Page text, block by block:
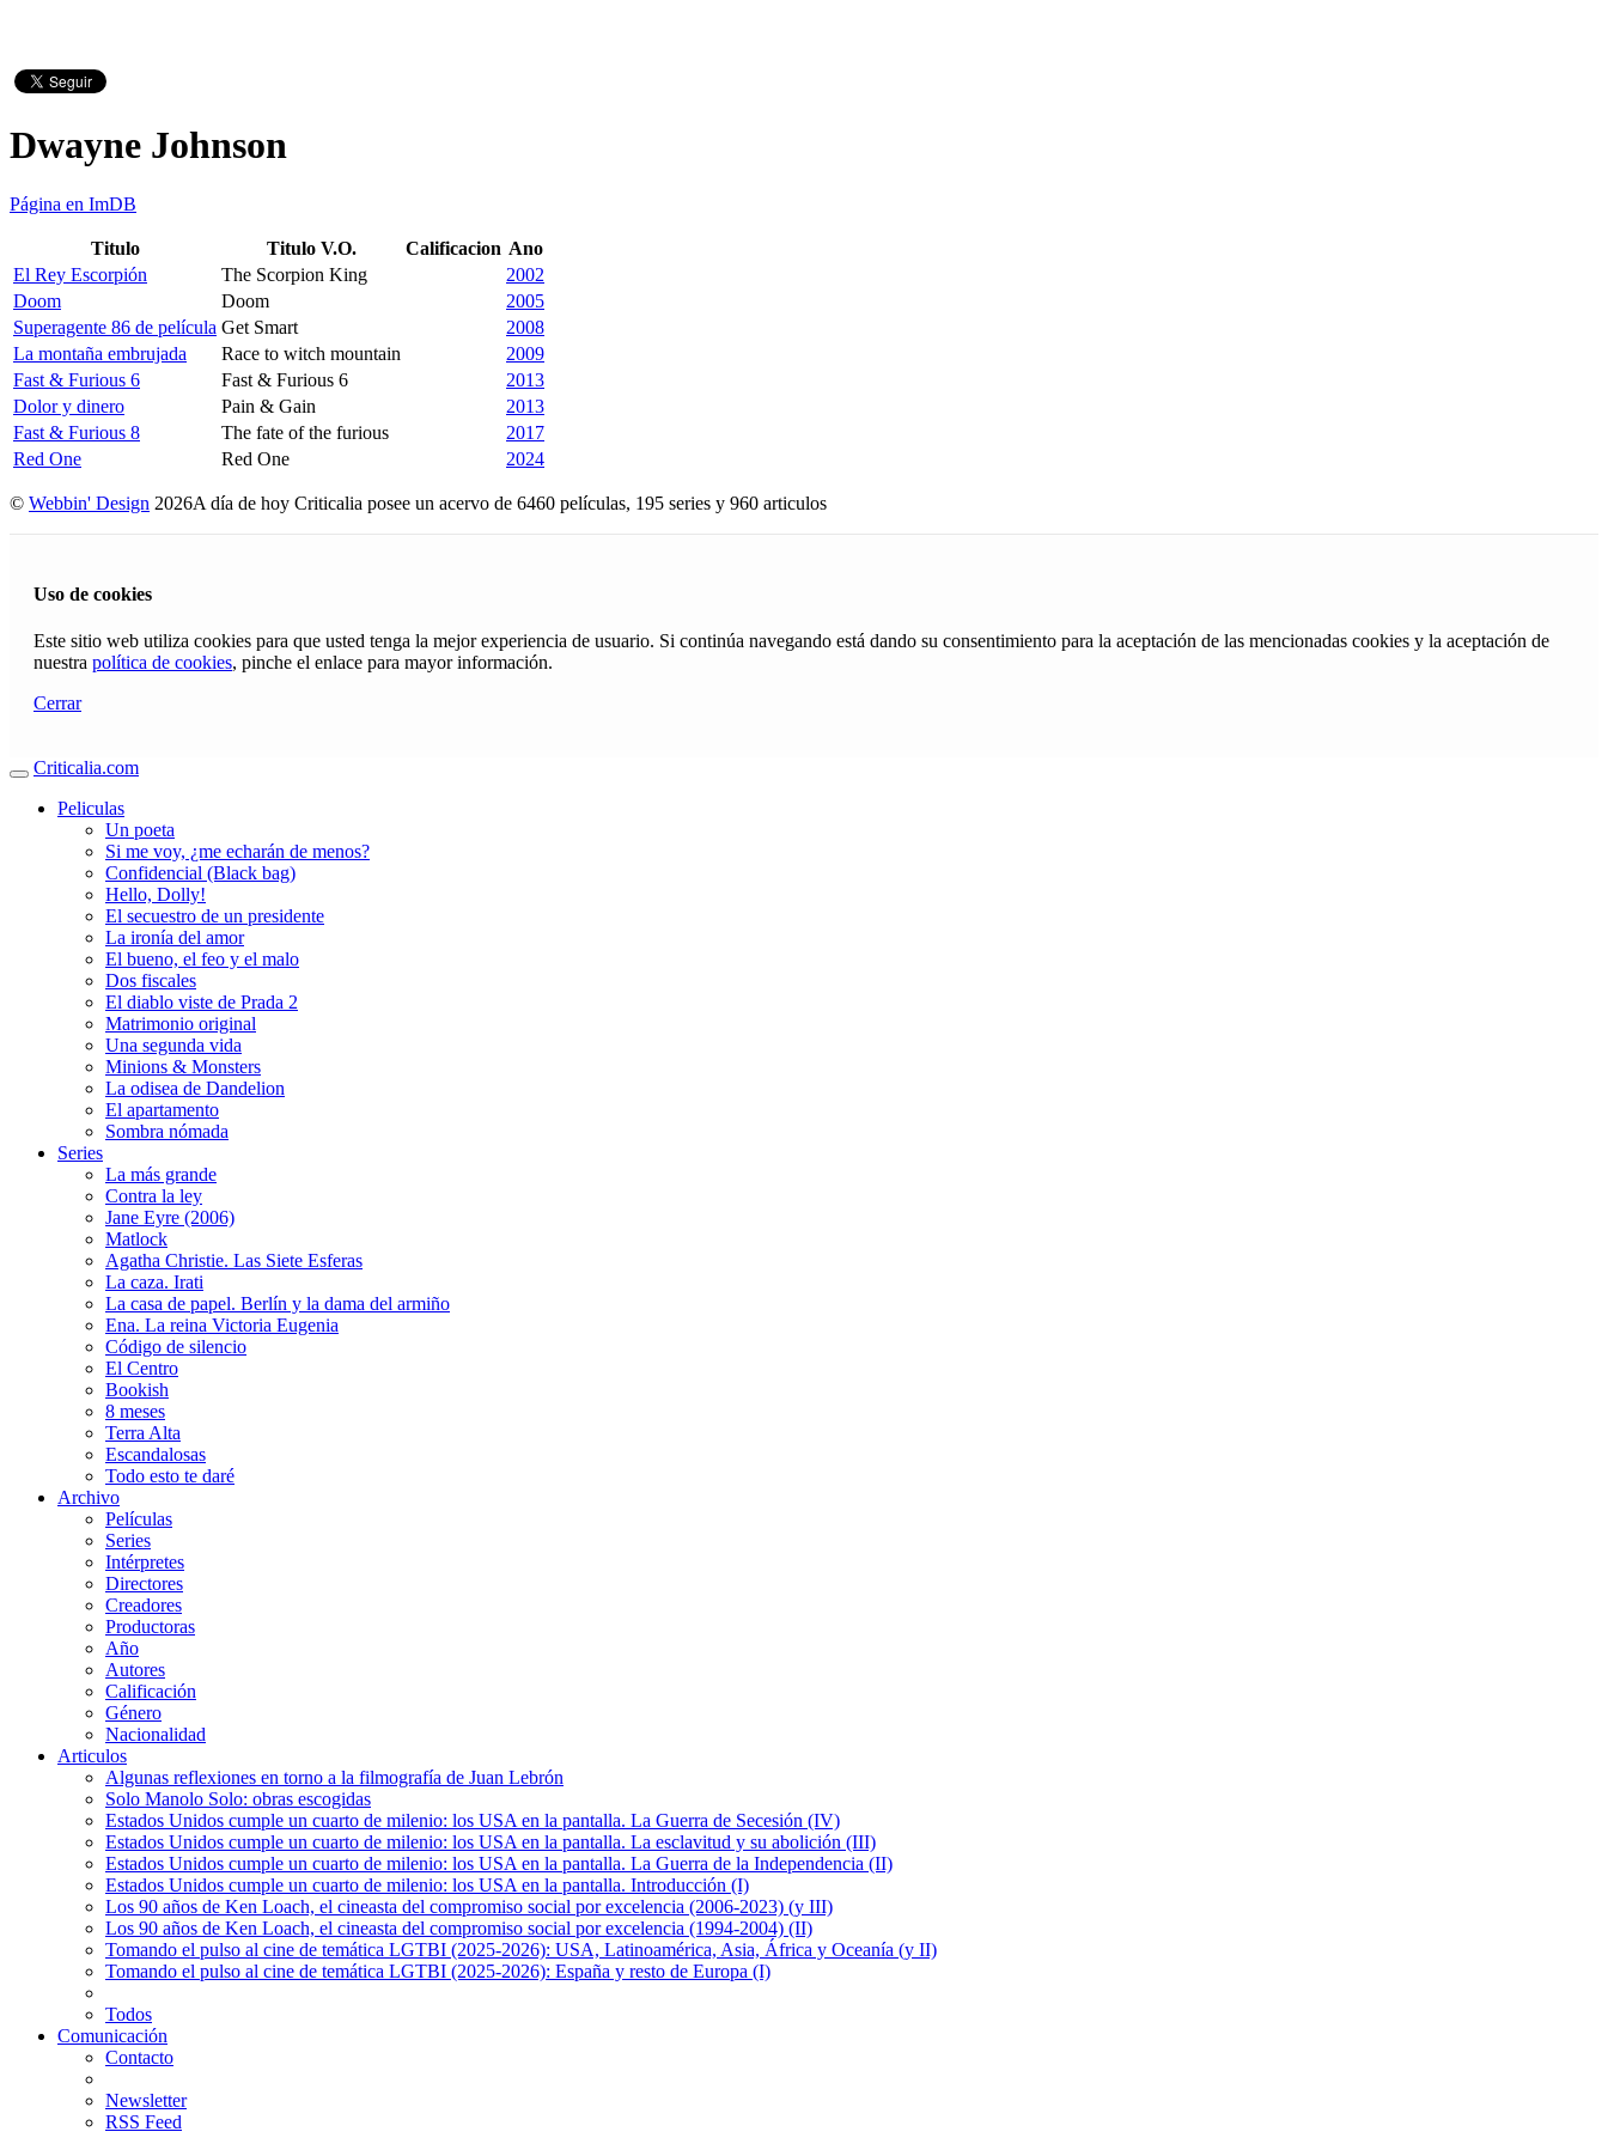
Dwayne Johnson
Página en ImDB
Titulo Titulo V.O. Calificacion Ano
El Rey Escorpión
The Scorpion King
2002
Doom
Doom
2005
Superagente 86 de película Get Smart
2008
La montaña embrujada
Race to witch mountain
2009
Fast & Furious 6
Fast & Furious 6
2013
Dolor y dinero
Pain & Gain
2013
Fast & Furious 8
The fate of the furious
2017
Red One
Red One 2024
© Webbin' Design 2026A día de hoy Criticalia posee un acervo de 6460 películas, 195 series y 960 articulos
Uso de cookies
Este sitio web utiliza cookies para que usted tenga la mejor experiencia de usuario. Si continúa navegando está dando su consentimiento para la aceptación de las mencionadas cookies y la aceptación de
nuestra política de cookies, pinche el enlace para mayor información.
Cerrar
Criticalia.com
Peliculas
Un poeta
Si me voy, ¿me echarán de menos?
Confidencial (Black bag)
Hello, Dolly!
El secuestro de un presidente
La ironía del amor
El bueno, el feo y el malo
Dos fiscales
El diablo viste de Prada 2
Matrimonio original
Una segunda vida
Minions & Monsters
La odisea de Dandelion
El apartamento
Sombra nómada
Series
La más grande
Contra la ley
Jane Eyre (2006)
Matlock
Agatha Christie. Las Siete Esferas
La caza. Irati
La casa de papel. Berlín y la dama del armiño
Ena. La reina Victoria Eugenia
Código de silencio
El Centro
Bookish
8 meses
Terra Alta
Escandalosas
Todo esto te daré
Archivo
Películas
Series
Intérpretes
Directores
Creadores
Productoras
Año
Autores
Calificación
Género
Nacionalidad
Articulos
Algunas reflexiones en torno a la filmografía de Juan Lebrón
Solo Manolo Solo: obras escogidas
Estados Unidos cumple un cuarto de milenio: los USA en la pantalla. La Guerra de Secesión (IV)
Estados Unidos cumple un cuarto de milenio: los USA en la pantalla. La esclavitud y su abolición (III)
Estados Unidos cumple un cuarto de milenio: los USA en la pantalla. La Guerra de la Independencia (II)
Estados Unidos cumple un cuarto de milenio: los USA en la pantalla. Introducción (I)
Los 90 años de Ken Loach, el cineasta del compromiso social por excelencia (2006-2023) (y III)
Los 90 años de Ken Loach, el cineasta del compromiso social por excelencia (1994-2004) (II)
Tomando el pulso al cine de temática LGTBI (2025-2026): USA, Latinoamérica, Asia, África y Oceanía (y II)
Tomando el pulso al cine de temática LGTBI (2025-2026): España y resto de Europa (I)
Todos
Comunicación
Contacto
Newsletter
RSS Feed